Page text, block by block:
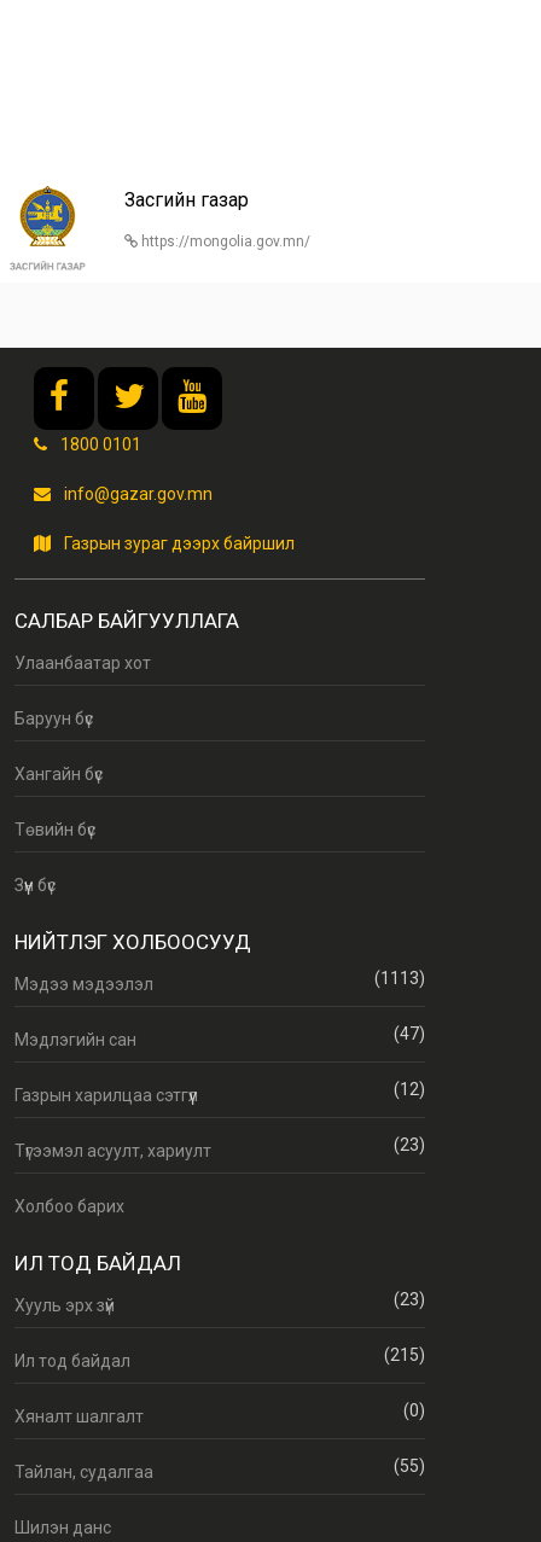
Засгийн газар
https://mongolia.gov.mn/
1800 0101
info@gazar.gov.mn
Газрын зураг дээрх байршил
САЛБАР БАЙГУУЛЛАГА
Улаанбаатар хот
Баруун бүс
Хангайн бүс
Төвийн бүс
Зүүн бүс
НИЙТЛЭГ ХОЛБООСУУД
Мэдээ мэдээлэл (1113)
Мэдлэгийн сан (47)
Газрын харилцаа сэтгүүл (12)
Түгээмэл асуулт, хариулт (23)
Холбоо барих
ИЛ ТОД БАЙДАЛ
Хууль эрх зүй (23)
Ил тод байдал (215)
Хяналт шалгалт (0)
Тайлан, судалгаа (55)
Шилэн данс